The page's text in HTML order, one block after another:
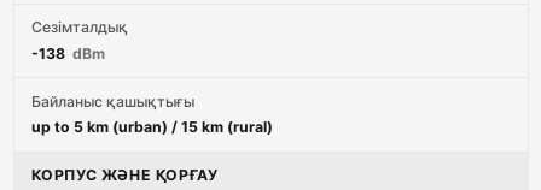
Сезімталдық
-138 dBm
Байланыс қашықтығы
up to 5 km (urban) / 15 km (rural)
КОРПУС ЖӘНЕ ҚОРҒАУ